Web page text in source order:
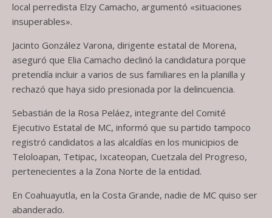
local perredista Elzy Camacho, argumentó «situaciones
insuperables».
Jacinto González Varona, dirigente estatal de Morena,
aseguró que Elia Camacho declinó la candidatura porque
pretendía incluir a varios de sus familiares en la planilla y
rechazó que haya sido presionada por la delincuencia.
Sebastián de la Rosa Peláez, integrante del Comité
Ejecutivo Estatal de MC, informó que su partido tampoco
registró candidatos a las alcaldías en los municipios de
Teloloapan, Tetipac, Ixcateopan, Cuetzala del Progreso,
pertenecientes a la Zona Norte de la entidad.
En Coahuayutla, en la Costa Grande, nadie de MC quiso ser
abanderado.